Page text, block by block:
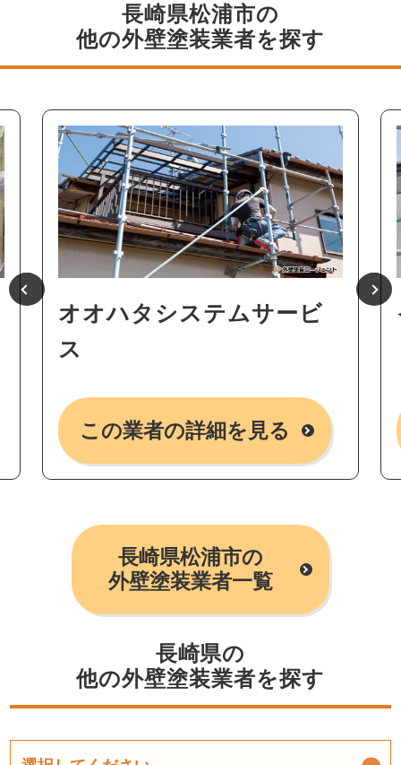
長崎県松浦市の
他の外壁塗装業者を探す
オオハタシステムサービ
ス
この業者の詳細を見る
長崎県松浦市の
外壁塗装業者一覧
長崎県の
他の外壁塗装業者を探す